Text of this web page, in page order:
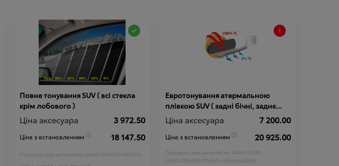
Повне тонування SUV ( всі стекла
крім лобового )
Ціна аксесуара 3 972.50
Ціна з встановленням 18 147.50
Підходить для автомобіля :LAND CRUISER PRADO;
Евротонування атермальною
плівкою SUV ( задні бічні, заднє
вітрове скло )
Ціна аксесуара 7 200.00
Ціна з встановленням 20 925.00
Підходить для автомобіля :RAV4;HILUX;
LAND CRUISER PRADO;HIGHLANDER;